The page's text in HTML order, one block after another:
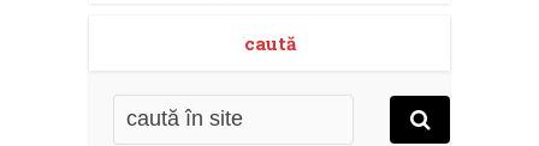
caută